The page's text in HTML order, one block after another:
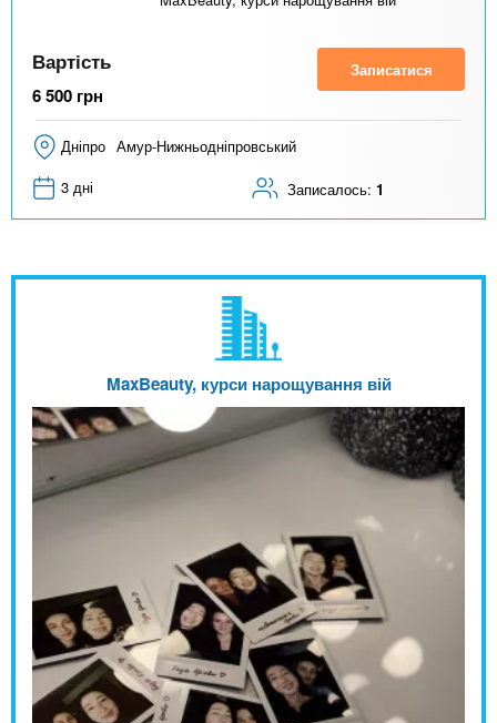
Вартість
6 500 грн
Записатися
Дніпро Амур-Нижньодніпровський
3 дні
Записалось: 1
MaxBeauty, курси нарощування вій